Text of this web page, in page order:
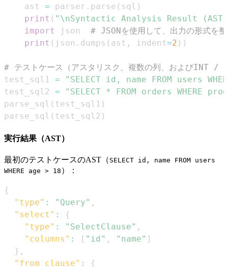
    ast
= parser . parse ( sql )
print ( "\nSyntactic Analysis Result
import
json # JSONを使用して、出力の形式を
print ( json . dumps ( ast , indent=2 ) )
# テストケース（アスタリスク、複数の列、およびINT /
test_sql1 =
"SELECT id, name FROM users
test_sql2 =
"SELECT * FROM orders WHERE
parse_sql ( test_sql1 )
parse_sql ( test_sql2 )
実行結果（AST）
最初のテストケースのAST（ SELECT id, name FROM users
WHERE age > 18 ）：
{
"type" : "Query" ,
"select" :
{
"type" : "SelectClause" ,
"columns" : [ "id" , "name" ]
} ,
"from_clause" :
{